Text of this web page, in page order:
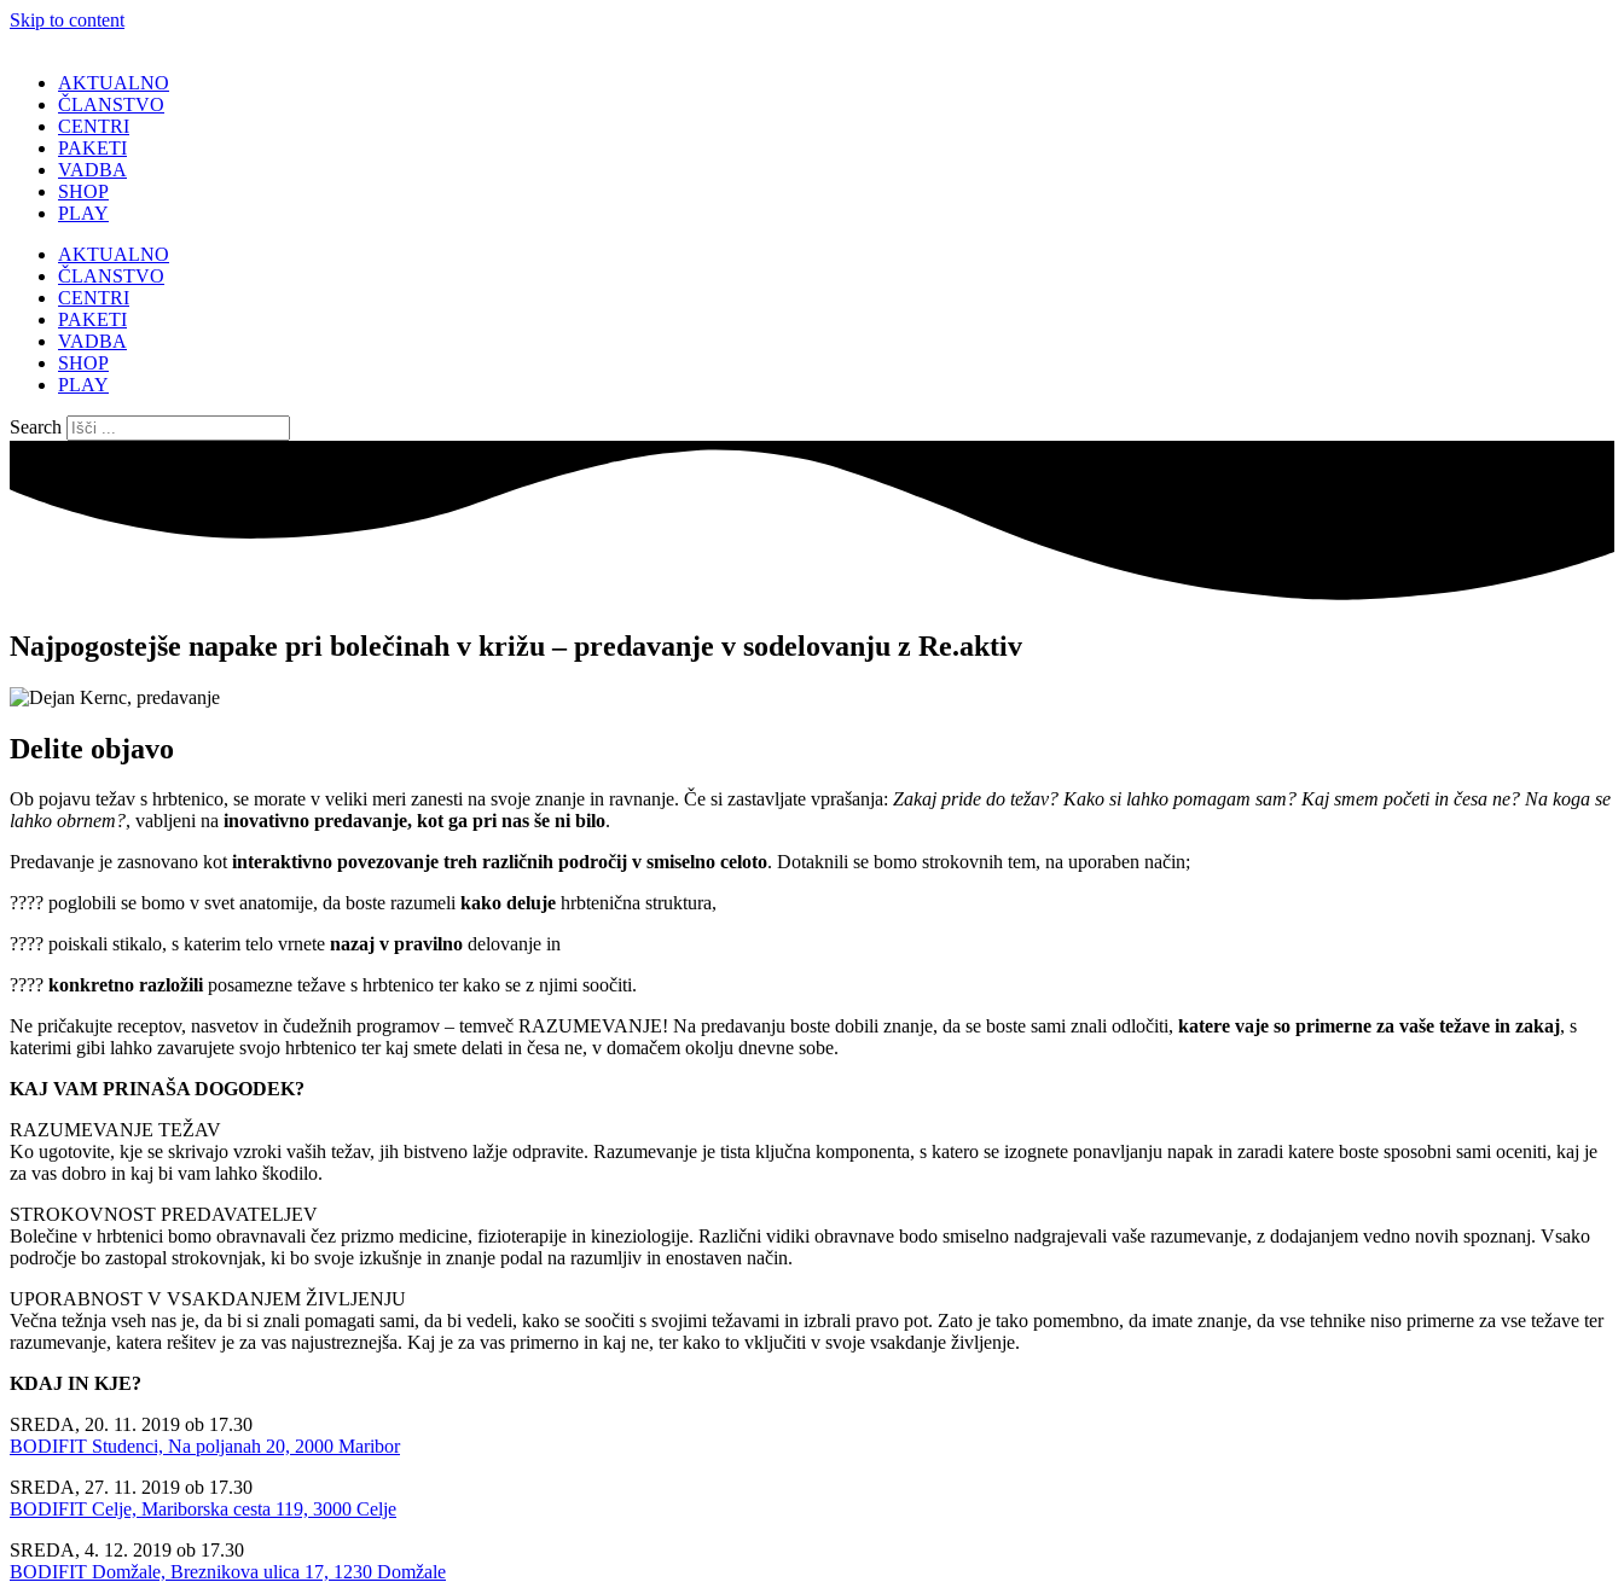
Skip to content
AKTUALNO
ČLANSTVO
CENTRI
PAKETI
VADBA
SHOP
PLAY
AKTUALNO
ČLANSTVO
CENTRI
PAKETI
VADBA
SHOP
PLAY
Search
Najpogostejše napake pri bolečinah v križu – predavanje v sodelovanju z Re.aktiv
Delite objavo
Ob pojavu težav s hrbtenico, se morate v veliki meri zanesti na svoje znanje in ravnanje. Če si zastavljate vprašanja: Zakaj pride do težav? Kako si lahko pomagam sam? Kaj smem početi in česa ne? Na koga se
lahko obrnem?, vabljeni na inovativno predavanje, kot ga pri nas še ni bilo.
Predavanje je zasnovano kotinteraktivno povezovanje treh različnih področij v smiselno celoto. Dotaknili se bomo strokovnih tem, na uporaben način;
???? poglobili se bomo v svet anatomije, da boste razumeli kako deluje hrbtenična struktura,
???? poiskali stikalo, s katerim telo vrnete nazaj v pravilno delovanje in
???? konkretno razložiliposamezne težave s hrbtenico ter kako se z njimi soočiti.
Ne pričakujte receptov, nasvetov in čudežnih programov – temveč RAZUMEVANJE! Na predavanju boste dobili znanje, da se boste sami znali odločiti, katere vaje so primerne za vaše težave in zakaj, s
katerimi gibi lahko zavarujete svojo hrbtenico ter kaj smete delati in česa ne, v domačem okolju dnevne sobe.
KAJ VAM PRINAŠA DOGODEK?
RAZUMEVANJE TEŽAV
Ko ugotovite, kje se skrivajo vzroki vaših težav, jih bistveno lažje odpravite. Razumevanje je tista ključna komponenta, s katero se izognete ponavljanju napak in zaradi katere boste sposobni sami oceniti, kaj je
za vas dobro in kaj bi vam lahko škodilo.
STROKOVNOST PREDAVATELJEV
Bolečine v hrbtenici bomo obravnavali čez prizmo medicine, fizioterapije in kineziologije. Različni vidiki obravnave bodo smiselno nadgrajevali vaše razumevanje, z dodajanjem vedno novih spoznanj. Vsako
področje bo zastopal strokovnjak, ki bo svoje izkušnje in znanje podal na razumljiv in enostaven način.
UPORABNOST V VSAKDANJEM ŽIVLJENJU
Večna težnja vseh nas je, da bi si znali pomagati sami, da bi vedeli, kako se soočiti s svojimi težavami in izbrali pravo pot. Zato je tako pomembno, da imate znanje, da vse tehnike niso primerne za vse težave ter
razumevanje, katera rešitev je za vas najustreznejša. Kaj je za vas primerno in kaj ne, ter kako to vključiti v svoje vsakdanje življenje.
KDAJ IN KJE?
SREDA, 20. 11. 2019 ob 17.30
BODIFIT Studenci, Na poljanah 20, 2000 Maribor
SREDA, 27. 11. 2019 ob 17.30
BODIFIT Celje, Mariborska cesta 119, 3000 Celje
SREDA, 4. 12. 2019 ob 17.30
BODIFIT Domžale, Breznikova ulica 17, 1230 Domžale